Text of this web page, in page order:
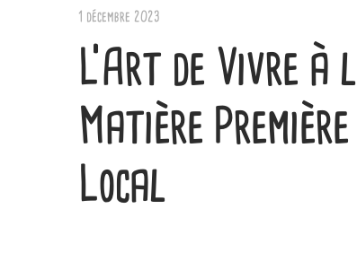
1 décembre 2023
L’Art de Vivre à
Matière
Local